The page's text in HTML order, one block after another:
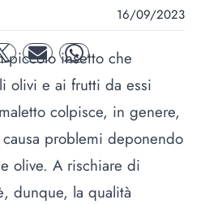
16/09/2023
twitter mail whatsapp
insetto che
olivi e ai frutti da essi
colpisce, in genere,
problemi deponendo
olive. A rischiare di
dunque, la qualità